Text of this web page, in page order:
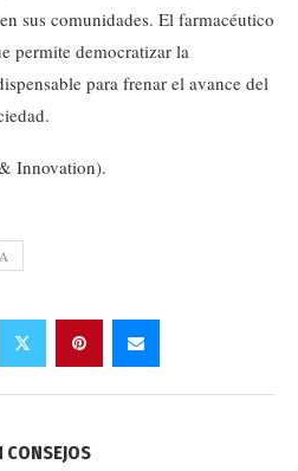
sus comunidades. El farmacéutico
permite democratizar la
para frenar el avance del
Innovation).
CONSEJOS